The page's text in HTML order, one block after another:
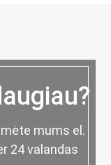
mums el.
24 valandas